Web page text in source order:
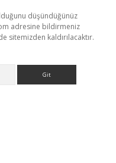
düşündüğünüz
adresine bildirmeniz
sitemizden kaldırılacaktır.